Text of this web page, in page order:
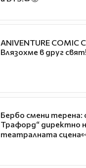
ANIVENTURE COMIC
Влязохме в друг свят!
Бербо смени терена:
Трафорд“ директно
театралната